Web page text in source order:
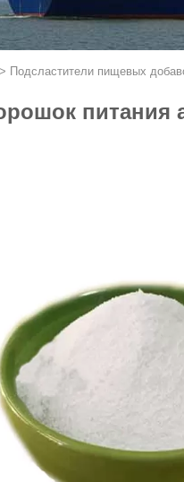
> Подсластители пищевых